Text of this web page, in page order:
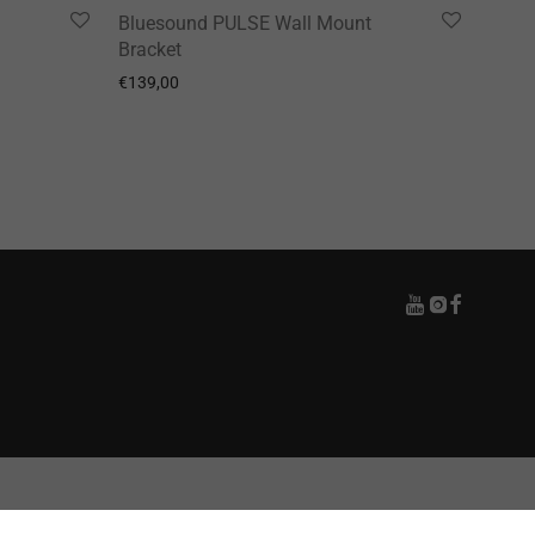
Bluesound PULSE Wall Mount
Bracket
€139,00